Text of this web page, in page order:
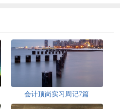
会计顶岗实习周记7篇